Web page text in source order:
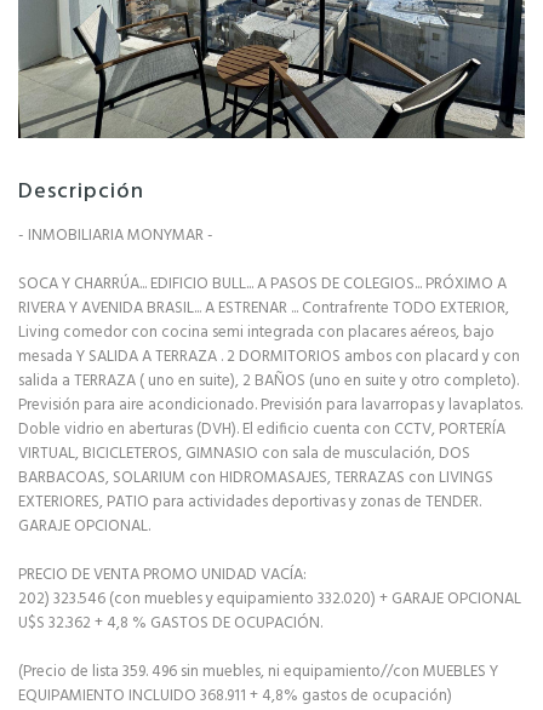
Descripción
- INMOBILIARIA MONYMAR -
SOCA Y CHARRÚA... EDIFICIO BULL... A PASOS DE COLEGIOS... PRÓXIMO A
RIVERA Y AVENIDA BRASIL... A ESTRENAR ... Contrafrente TODO EXTERIOR,
Living comedor con cocina semi integrada con placares aéreos, bajo
mesada Y SALIDA A TERRAZA . 2 DORMITORIOS ambos con placard y con
salida a TERRAZA ( uno en suite), 2 BAÑOS (uno en suite y otro completo).
Previsión para aire acondicionado. Previsión para lavarropas y lavaplatos.
Doble vidrio en aberturas (DVH). El edificio cuenta con CCTV, PORTERÍA
VIRTUAL, BICICLETEROS, GIMNASIO con sala de musculación, DOS
BARBACOAS, SOLARIUM con HIDROMASAJES, TERRAZAS con LIVINGS
EXTERIORES, PATIO para actividades deportivas y zonas de TENDER.
GARAJE OPCIONAL.
PRECIO DE VENTA PROMO UNIDAD VACÍA:
202) 323.546 (con muebles y equipamiento 332.020) + GARAJE OPCIONAL
U$S 32.362 + 4,8 % GASTOS DE OCUPACIÓN.
(Precio de lista 359. 496 sin muebles, ni equipamiento//con MUEBLES Y
EQUIPAMIENTO INCLUIDO 368.911 + 4,8% gastos de ocupación)